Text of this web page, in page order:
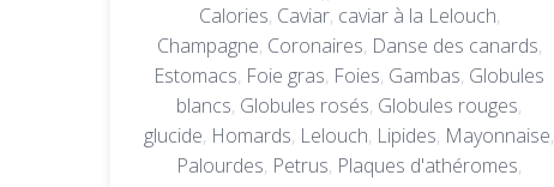
Calories, Caviar, caviar à la Lelouch,
Champagne, Coronaires, Danse des canards,
Estomacs, Foie gras, Foies, Gambas, Globules
blancs, Globules rosés, Globules rouges,
glucide, Homards, Lelouch, Lipides, Mayonnaise,
Palourdes, Petrus, Plaques d'athéromes,